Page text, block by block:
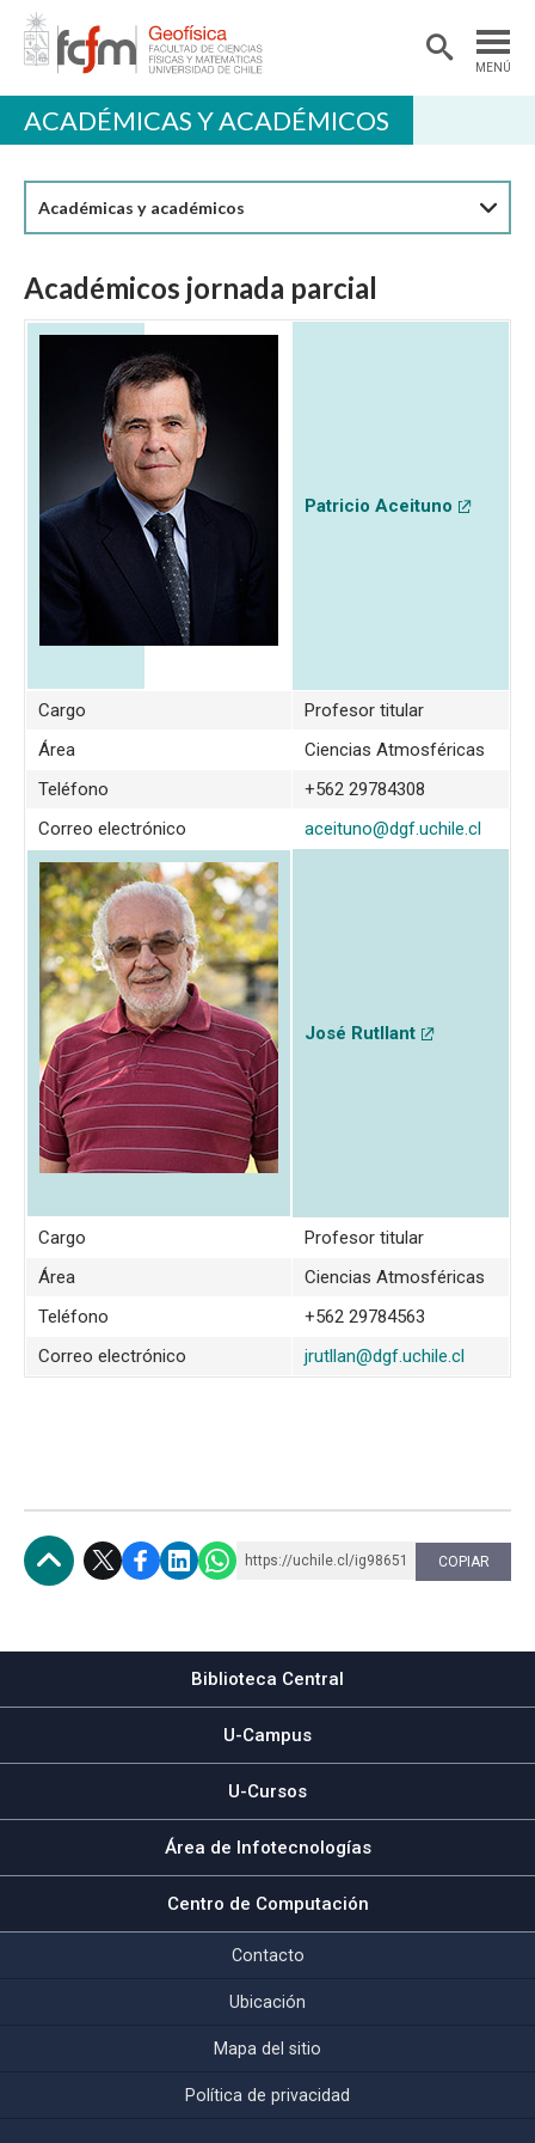
MENÚ
DEPARTAMENTO
INVESTIGACIÓN
EXTENSIÓN
LABORATORIOS
Ciencias Atmosféricas
Geofísica Aplicada
ACADÉMICAS Y ACADÉMICOS
Académicas y académicos
Académicos jornada parcial
Patricio Aceituno
Cargo
Profesor titular
Área
Ciencias Atmosféricas
Teléfono
+562 29784308
Correo electrónico
aceituno@dgf.uchile.cl
José Rutllant
Cargo
Profesor titular
Área
Ciencias Atmosféricas
Teléfono
+562 29784563
Correo electrónico
jrutllan@dgf.uchile.cl
https://uchile.cl/ig98651 COPIAR
Biblioteca Central
U-Campus
U-Cursos
Área de Infotecnologías
Centro de Computación
Contacto
Ubicación
Mapa del sitio
Política de privacidad